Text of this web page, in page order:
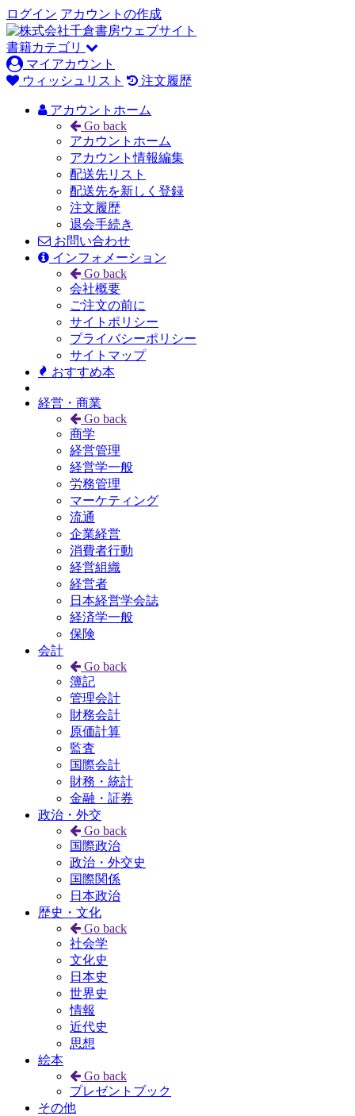
ログイン アカウントの作成
書籍カテゴリ
マイアカウント
ウィッシュリスト
注文履歴
アカウントホーム
Go back
アカウントホーム
アカウント情報編集
配送先リスト
配送先を新しく登録
注文履歴
退会手続き
お問い合わせ
インフォメーション
Go back
会社概要
ご注文の前に
サイトポリシー
プライバシーポリシー
サイトマップ
おすすめ本
経営・商業
Go back
商学
経営管理
経営学一般
労務管理
マーケティング
流通
企業経営
消費者行動
経営組織
経営者
日本経営学会誌
経済学一般
保険
会計
Go back
簿記
管理会計
財務会計
原価計算
監査
国際会計
財務・統計
金融・証券
政治・外交
Go back
国際政治
政治・外交史
国際関係
日本政治
歴史・文化
Go back
社会学
文化史
日本史
世界史
情報
近代史
思想
絵本
Go back
プレゼントブック
その他